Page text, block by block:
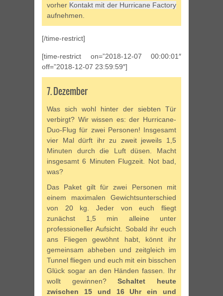
vorher Kontakt mit der Hurricane Factory
aufnehmen.
[/time-restrict]
[time-restrict on=”2018-12-07 00:00:01″
off=”2018-12-07 23:59:59″]
7. Dezember
Was sich wohl hinter der siebten Tür
verbirgt? Wir wissen es: der Hurricane-
Duo-Flug für zwei Personen! Insgesamt
vier Mal dürft ihr zu zweit jeweils 1,5
Minuten durch die Luft düsen. Macht
insgesamt 6 Minuten Flugzeit. Not bad,
was?
Das Paket gilt für zwei Personen mit
einem maximalen Gewichtsunterschied
von 20 kg. Jeder von euch fliegt
zunächst 1,5 min alleine unter
professioneller Aufsicht. Sobald ihr euch
ans Fliegen gewöhnt habt, könnt ihr
gemeinsam abheben und zeitgleich im
Tunnel fliegen und euch mit ein bisschen
Glück sogar an den Händen fassen. Ihr
wollt gewinnen?Schaltet heute
zwischen 15 und 16 Uhr ein und